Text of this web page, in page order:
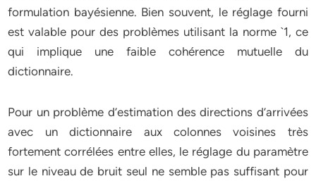
formulation bayésienne. Bien souvent, le réglage fourni
est valable pour des problèmes utilisant la norme `1, ce
qui implique une faible cohérence mutuelle du
dictionnaire.
Pour un problème d’estimation des directions d’arrivées
avec un dictionnaire aux colonnes voisines très
fortement corrélées entre elles, le réglage du paramètre
sur le niveau de bruit seul ne semble pas suffisant pour